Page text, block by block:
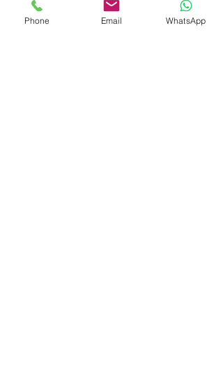
Almuerzo a bordo
Examen de tripulación a bordo
Regresar a la Marina y dispersarse.
Phone Email WhatsApp